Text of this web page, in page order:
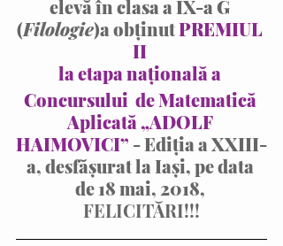
elevă în clasa a IX-a G
(Filologie)a obținut PREMIUL
II
la etapa națională a
Concursului  de Matematică
Aplicată „ADOLF
HAIMOVICI” - Ediţia a XXIII-
a, desfășurat la Iași, pe data
de 18 mai, 2018,
FELICITĂRI!!!